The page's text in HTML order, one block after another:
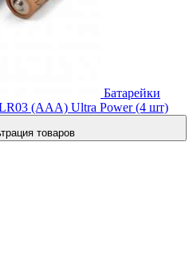
Батарейки
(AAA) Ultra Power (4 шт)
товаров